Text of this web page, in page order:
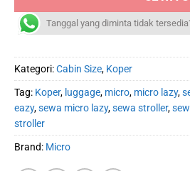
Tanggal yang diminta tidak
Kategori:Cabin Size, Koper
Tag: Koper, luggage, micro, micro lazy,
eazy,sewa micro lazy,sewa stroller,
stroller
Brand: Micro